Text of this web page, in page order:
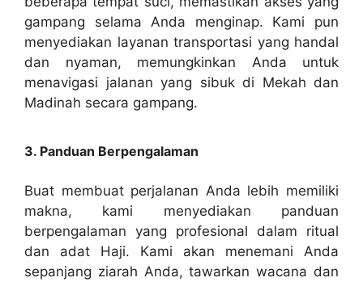
gampang selama Anda menginap. Kami pun
menyediakan layanan transportasi yang handal
dan nyaman, memungkinkan Anda untuk
menavigasi jalanan yang sibuk di Mekah dan
Madinah secara gampang.
3. Panduan Berpengalaman
Buat membuat perjalanan Anda lebih memiliki
makna, kami menyediakan panduan
berpengalaman yang profesional dalam ritual
dan adat Haji. Kami akan menemani Anda
sepanjang ziarah Anda, tawarkan wacana dan